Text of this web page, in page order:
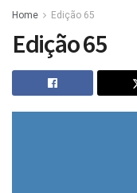
Home Edição 65
Edição 65